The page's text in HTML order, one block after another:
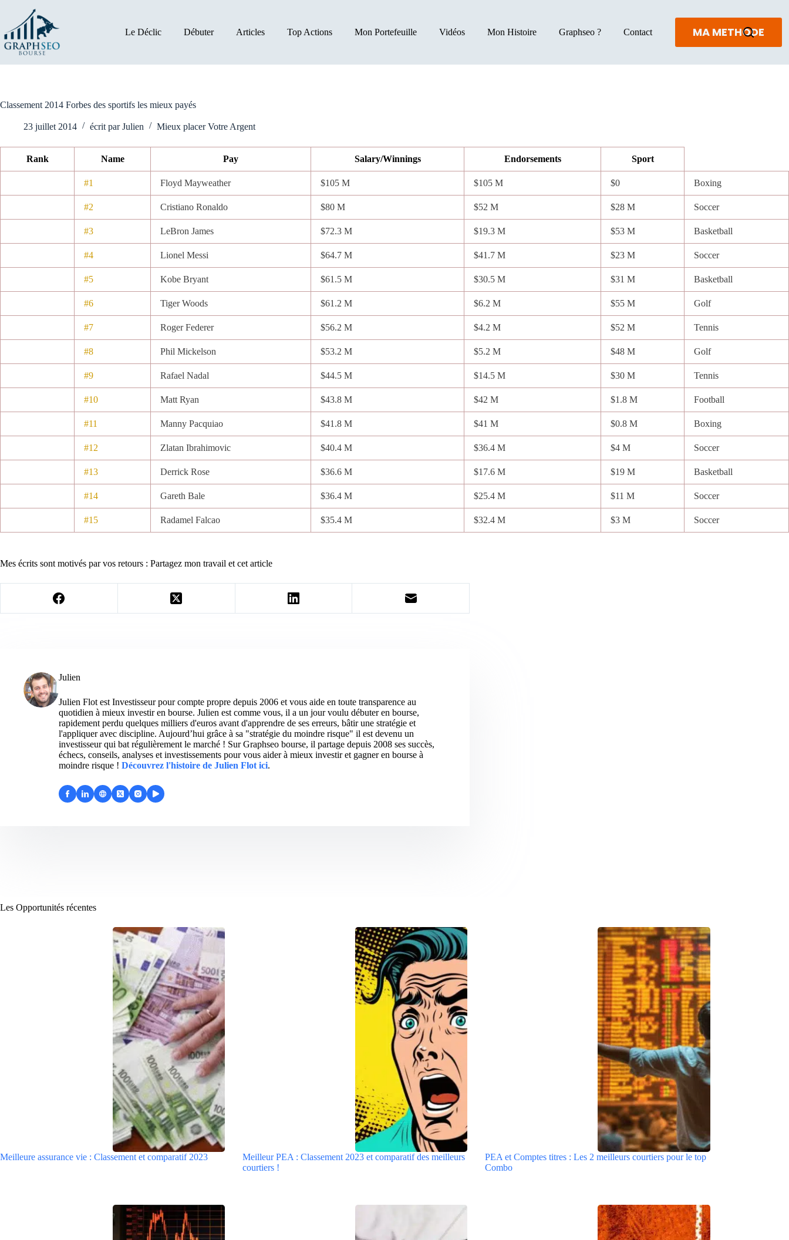
contenu
Le Déclic Débuter Articles Top Actions Mon Portefeuille Vidéos Mon Histoire Graphseo ? Contact MA METHODE
Classement 2014 Forbes des sportifs les mieux payés
23 juillet 2014 écrit par Julien Mieux placer Votre Argent
Rank Name Pay Salary/Winnings Endorsements Sport
#1 Floyd Mayweather $105 M $105 M $0 Boxing
#2 Cristiano Ronaldo $80 M $52 M $28 M Soccer
#3 LeBron James $72.3 M $19.3 M $53 M Basketball
#4 Lionel Messi $64.7 M $41.7 M $23 M Soccer
#5 Kobe Bryant $61.5 M $30.5 M $31 M Basketball
#6 Tiger Woods $61.2 M $6.2 M $55 M Golf
#7 Roger Federer $56.2 M $4.2 M $52 M Tennis
#8 Phil Mickelson $53.2 M $5.2 M $48 M Golf
#9 Rafael Nadal $44.5 M $14.5 M $30 M Tennis
#10 Matt Ryan $43.8 M $42 M $1.8 M Football
#11 Manny Pacquiao $41.8 M $41 M $0.8 M Boxing
#12 Zlatan Ibrahimovic $40.4 M $36.4 M $4 M Soccer
#13 Derrick Rose $36.6 M $17.6 M $19 M Basketball
#14 Gareth Bale $36.4 M $25.4 M $11 M Soccer
#15 Radamel Falcao $35.4 M $32.4 M $3 M Soccer
Mes écrits sont motivés par vos retours : Partagez mon travail et cet article
Julien
Julien Flot est Investisseur pour compte propre depuis 2006 et vous aide en toute transparence au
quotidien à mieux investir en bourse. Julien est comme vous, il a un jour voulu débuter en bourse,
rapidement perdu quelques milliers d'euros avant d'apprendre de ses erreurs, bâtir une stratégie et
l'appliquer avec discipline. Aujourd’hui grâce à sa "stratégie du moindre risque" il est devenu un
investisseur qui bat régulièrement le marché ! Sur Graphseo bourse, il partage depuis 2008 ses succès,
échecs, conseils, analyses et investissements pour vous aider à mieux investir et gagner en bourse à
moindre risque ! Découvrez l'histoire de Julien Flot ici.
Les Opportunités récentes
Meilleure assurance vie : Classement et comparatif 2023
Meilleur PEA : Classement 2023 et comparatif des meilleurs
courtiers !
PEA et Comptes titres : Les 2 meilleurs courtiers pour le top
Combo